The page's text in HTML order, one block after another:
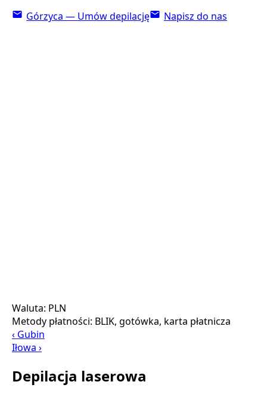
Górzyca — Umów depilację
Napisz do nas
Waluta: PLN
Metody płatności: BLIK, gotówka, karta płatnicza
‹ Gubin
Iłowa ›
Depilacja laserowa